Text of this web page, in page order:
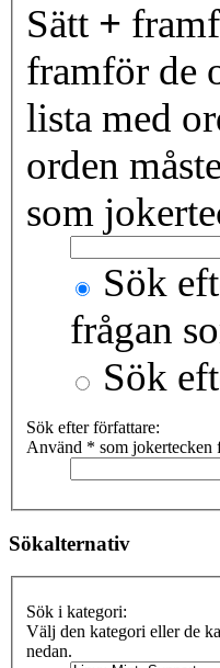
Sätt +
framför de
lista med
orden
som
Sök
frågan
Sök
Sök efter författare:
Använd * som jokertecken
Sökalternativ
Sök i kategori:
Välj den kategori eller de
nedan.